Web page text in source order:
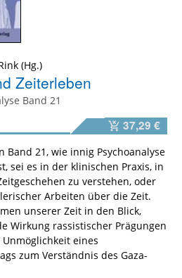
Zeiterleben
Band 21
37,29 €
21, wie innig Psychoanalyse
sei es in der klinischen Praxis, in
zu verstehen, oder
Arbeiten über die Zeit.
unserer Zeit in den Blick,
Wirkung rassistischer Prägungen
eines
zum Verständnis des Gaza-